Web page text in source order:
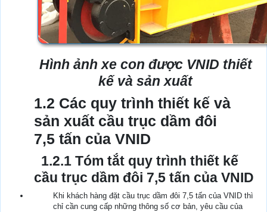
Hình ảnh xe con được VNID thiết
kế và sản xuất
1.2 Các quy trình thiết kế và
sản xuất cầu trục dầm đôi
7,5 tấn của VNID
1.2.1 Tóm tắt quy trình thiết kế
cầu trục dầm đôi 7,5 tấn của VNID
Khi khách hàng đặt cầu trục dầm đôi 7,5 tấn của VNID thì
chỉ cần cung cấp những thông số cơ bản, yêu cầu của